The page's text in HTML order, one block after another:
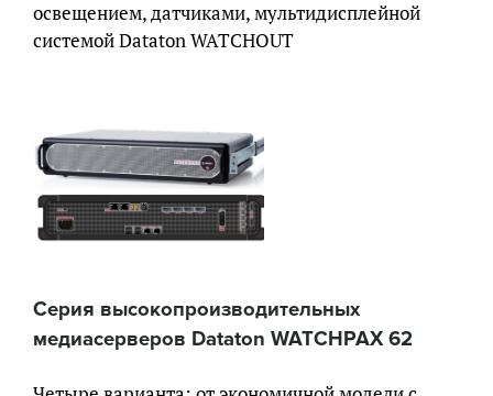
освещением, датчиками, мультидисплейной
системой Dataton WATCHOUT
Серия высокопроизводительных
медиасерверов Dataton WATCHPAX 62